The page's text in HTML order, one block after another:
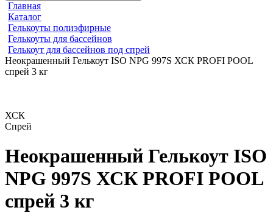
Главная
Каталог
Гелькоуты полиэфирные
Гелькоуты для бассейнов
Гелькоут для бассейнов под спрей
Неокрашенный Гелькоут ISO NPG 997S ХСК PROFI POOL
спрей 3 кг
ХСК
Спрей
Неокрашенный Гелькоут ISO
NPG 997S ХСК PROFI POOL
спрей 3 кг